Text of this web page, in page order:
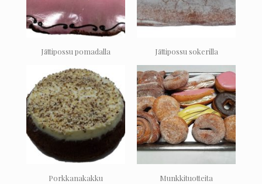
Jättipossu pomadalla Jättipossu sokerilla
Porkkanakakku Munkkituotteita